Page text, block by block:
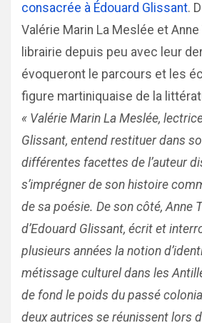
consacrée à Édouard Glissant.
Valérie Marin La Meslée et Anne
librairie depuis peu avec leur
évoqueront le parcours et les
figure martiniquaise de la
« Valérie Marin La Meslée,
Glissant, entend restituer dans
différentes facettes de l’auteur
s’imprégner de son histoire
de sa poésie. De son côté, Anne
d’Edouard Glissant, écrit et
plusieurs années la notion
métissage culturel dans les
de fond le poids du passé
deux autrices se réunissent lors